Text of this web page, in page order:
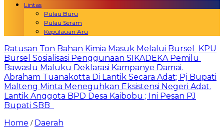
Lintas
Pulau Buru
Pulau Seram
Kepulauan Aru
Ratusan Ton Bahan Kimia Masuk Melalui Bursel
KPU
Bursel Sosialisasi Penggunaan SIKADEKA Pemilu
Bawaslu Maluku Deklarasi Kampanye Damai.
Abraham Tuanakotta Di Lantik Secara Adat; Pj Bupati
Malteng Minta Meneguhkan Eksistensi Negeri Adat.
Lantik Anggota BPD Desa Kaibobu ; Ini Pesan PJ
Bupati SBB
Home / Daerah